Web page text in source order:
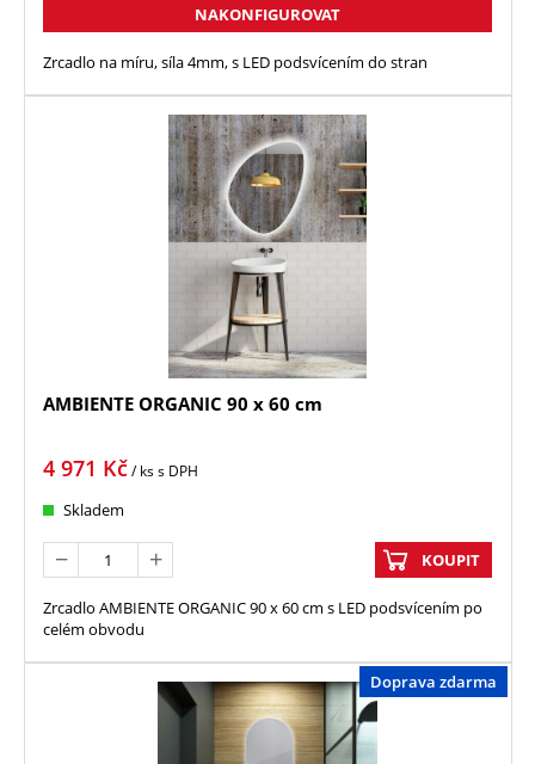
NAKONFIGUROVAT
Zrcadlo na míru, síla 4mm, s LED podsvícením do stran
AMBIENTE ORGANIC 90 x 60 cm
4 971 Kč/ kss DPH
Skladem
KOUPIT
Zrcadlo AMBIENTE ORGANIC 90 x 60 cm s LED podsvícením po
celém obvodu
Doprava zdarma